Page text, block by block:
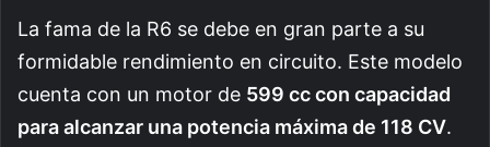
La fama de la R6 se debe en gran parte a su
formidable rendimiento en circuito. Este modelo
cuenta con un motor de 599 cc con capacidad
para alcanzar una potencia máxima de 118 CV.